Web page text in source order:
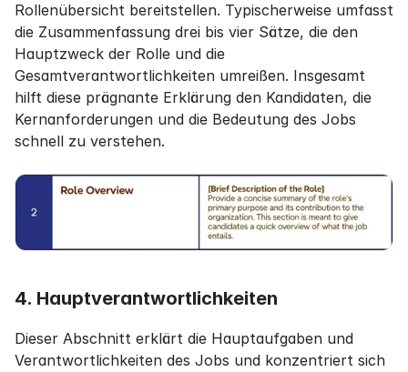
Rollenübersicht bereitstellen. Typischerweise umfasst
die Zusammenfassung drei bis vier Sätze, die den
Hauptzweck der Rolle und die
Gesamtverantwortlichkeiten umreißen. Insgesamt
hilft diese prägnante Erklärung den Kandidaten, die
Kernanforderungen und die Bedeutung des Jobs
schnell zu verstehen.
4. Hauptverantwortlichkeiten
Dieser Abschnitt erklärt die Hauptaufgaben und
Verantwortlichkeiten des Jobs und konzentriert sich